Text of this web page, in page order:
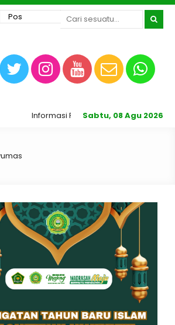
Sabtu, 08 Agu 2026
Informasi Peserta Didik Baru Madrasah